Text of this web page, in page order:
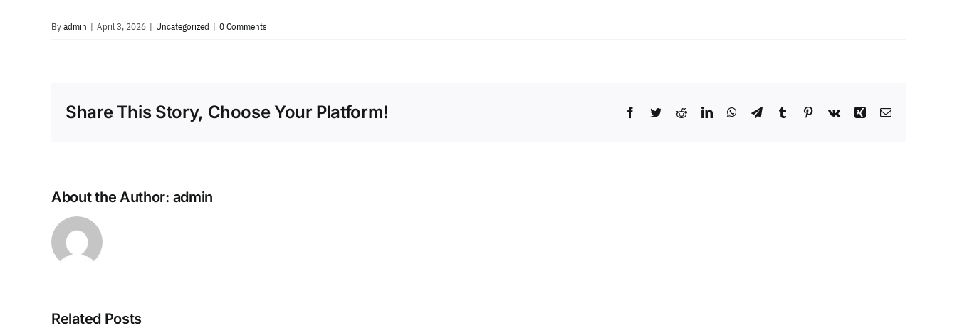
Byadmin | April 3, 2026 | Uncategorized | 0 Comments
Share This Story, Choose Your Platform! Facebook
TwitterRedditLinkedInWhatsApp
TelegramTumblr Pinterest
Vk Xing Email
About the Author: admin
Related Posts